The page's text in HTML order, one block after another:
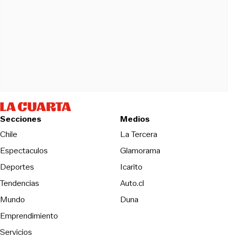
Secciones
Chile
Espectaculos
Deportes
Tendencias
Mundo
Emprendimiento
Servicios
Medios
La TerceraOpens in new
Glamorama
Icarito
Auto.cl
DunaOpens in new window